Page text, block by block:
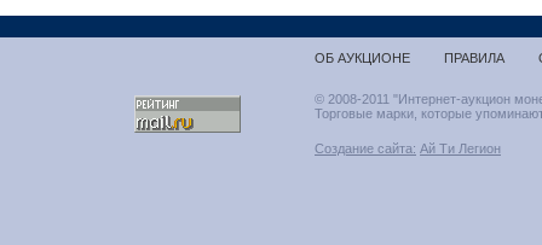
ОБ АУКЦИОНЕ ПРАВИЛА
© 2008-2011 "Интернет-аукцион
Торговые марки, которые
Создание сайта: Ай Ти Легион